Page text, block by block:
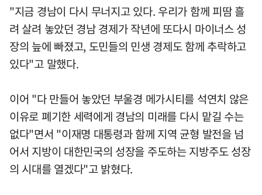
"지금 경남이 다시 무너지고 있다. 우리가 함께 피땀 흘
려 살려 놓았던 경남 경제가 작년에 또다시 마이너스 성
장의 늪에 빠졌고, 도민들의 민생 경제도 함께 추락하고
있다"고 말했다.
이어 "다 만들어 놓았던 부울경 메가시티를 석연치 않은
이유로 폐기한 세력에게 경남의 미래를 다시 맡길 수는
없다"면서 "이재명 대통령과 함께 지역 균형 발전을 넘
어서 지방이 대한민국의 성장을 주도하는 지방주도 성장
의 시대를 열겠다"고 밝혔다.